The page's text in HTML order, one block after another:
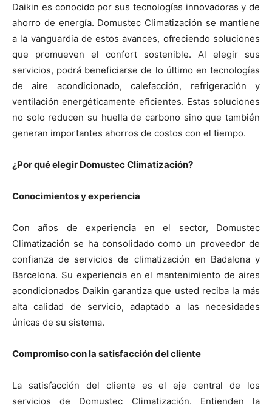
Daikin es conocido por sus tecnologías innovadoras y de
ahorro de energía. Domustec Climatización se mantiene
a la vanguardia de estos avances, ofreciendo soluciones
que promueven el confort sostenible. Al elegir sus
servicios, podrá beneficiarse de lo último en tecnologías
de aire acondicionado, calefacción, refrigeración y
ventilación energéticamente eficientes. Estas soluciones
no solo reducen su huella de carbono sino que también
generan importantes ahorros de costos con el tiempo.
¿Por qué elegir Domustec Climatización?
Conocimientos y experiencia
Con años de experiencia en el sector, Domustec
Climatización se ha consolidado como un proveedor de
confianza de servicios de climatización en Badalona y
Barcelona. Su experiencia en el mantenimiento de aires
acondicionados Daikin garantiza que usted reciba la más
alta calidad de servicio, adaptado a las necesidades
únicas de su sistema.
Compromiso con la satisfacción del cliente
La satisfacción del cliente es el eje central de los
servicios de Domustec Climatización. Entienden la